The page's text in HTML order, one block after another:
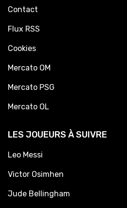
Contact
Flux RSS
Cookies
Mercato OM
Mercato PSG
Mercato OL
LES JOUEURS À SUIVRE
Leo Messi
Victor Osimhen
Jude Bellingham